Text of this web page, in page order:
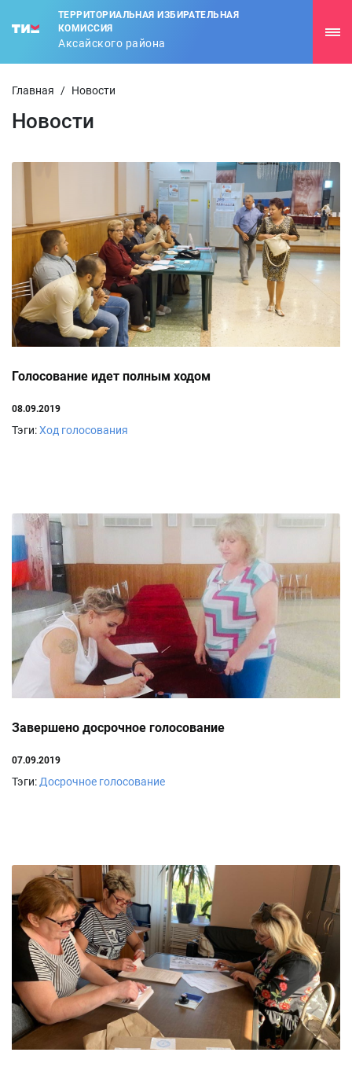
ТЕРРИТОРИАЛЬНАЯ ИЗБИРАТЕЛЬНАЯ
КОМИССИЯ
Аксайского района
Главная / Новости
Новости
Голосование идет полным ходом
08.09.2019
Тэги:Ход голосования
Завершено досрочное голосование
07.09.2019
Тэги:Досрочное голосование